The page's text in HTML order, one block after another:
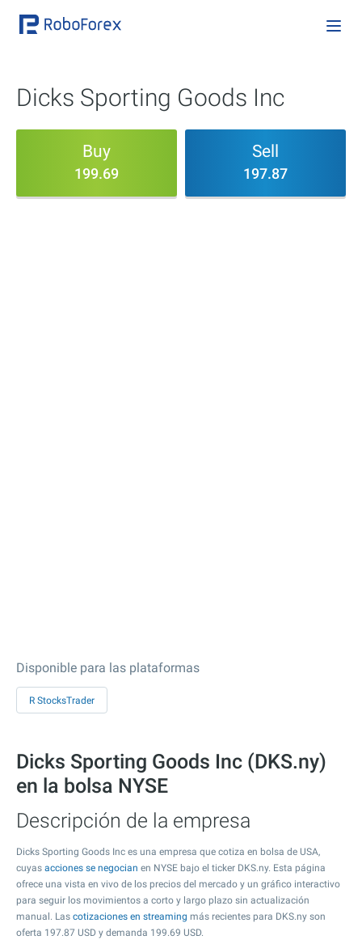
Dicks Sporting Goods Inc
Buy
199.69
Sell
197.87
Disponible para las plataformas
R StocksTrader
Dicks Sporting Goods Inc (DKS.ny)
en la bolsa NYSE
Descripción de la empresa
Dicks Sporting Goods Inc es una empresa que cotiza en bolsa de USA,
cuyas acciones se negocian en NYSE bajo el ticker DKS.ny. Esta página
ofrece una vista en vivo de los precios del mercado y un gráfico interactivo
para seguir los movimientos a corto y largo plazo sin actualización
manual. Las cotizaciones en streaming más recientes para DKS.ny son
oferta 197.87 USD y demanda 199.69 USD.